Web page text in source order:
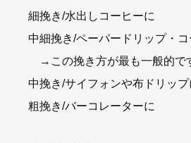
細挽き/水出しコーヒーに
中細挽き/ペーパードリップ・
→この挽き方が最も一般的で
中挽き/サイフォンや布ドリップ
粗挽き/バーコレーターに